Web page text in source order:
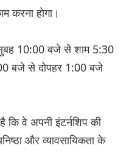
करना होगा।
10:00 बजे से शाम 5:30
बजे से दोपहर 1:00 बजे
कि वे अपनी इंटर्नशिप की
और व्यावसायिकता के